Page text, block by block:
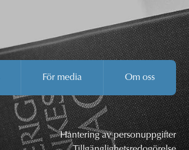
För media Om oss
Hantering av personuppgifter